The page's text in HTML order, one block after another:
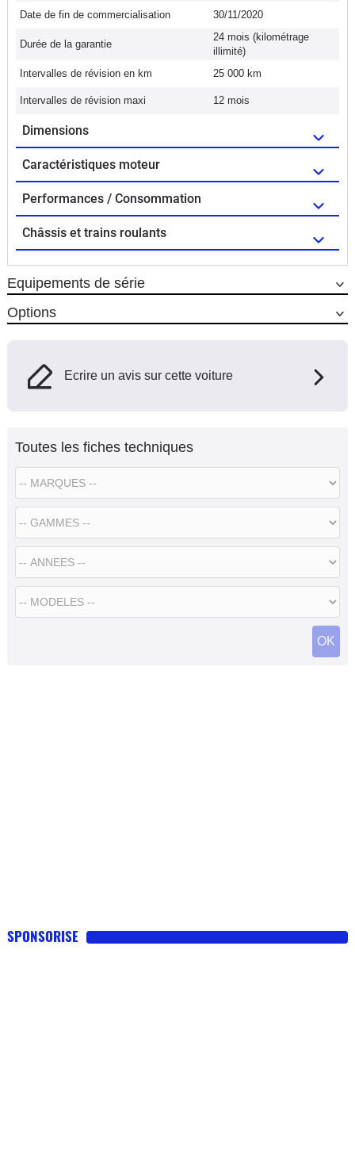
Date de fin de commercialisation 30/11/2020
Durée de la garantie
24 mois (kilométrage
illimité)
Intervalles de révision en km
25 000 km
Intervalles de révision maxi 12 mois
Dimensions
Caractéristiques moteur
Performances / Consommation
Châssis et trains roulants
Equipements de série
Options
Ecrire un avis sur cette voiture
Toutes les fiches techniques
SPONSORISE